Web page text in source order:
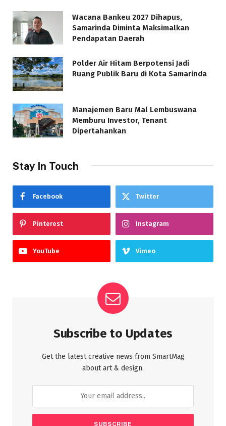
Wacana Bankeu 2027 Dihapus,
Samarinda Diminta Maksimalkan
Pendapatan Daerah
Polder Air Hitam Berpotensi Jadi
Ruang Publik Baru di Kota Samarinda
Manajemen Baru Mal Lembuswana
Memburu Investor, Tenant
Dipertahankan
Stay In Touch
Facebook Twitter
Pinterest Instagram
YouTube Vimeo
Subscribe to Updates
Get the latest creative news from SmartMag
about art & design.